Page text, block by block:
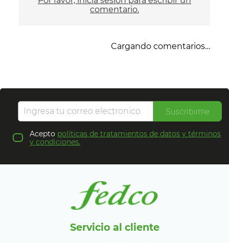
comentario.
Cargando comentarios…
Suscribirme
Acepto políticas de tratamientos de datos y términos
y condiciones.
Servicio al cliente